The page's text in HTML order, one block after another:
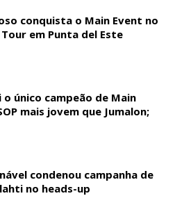
conquista o Main Event no
em Punta del Este
o único campeão de Main
mais jovem que Jumalon;
condenou campanha de
no heads-up